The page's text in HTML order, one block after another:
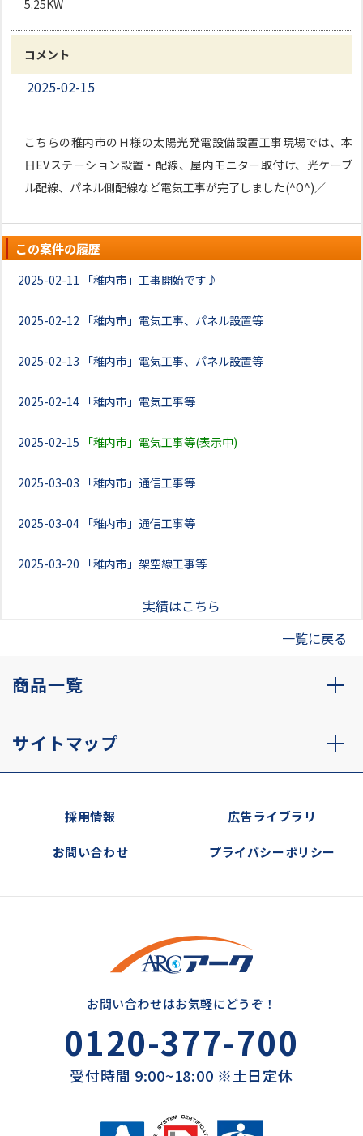
5.25KW
コメント
2025-02-15
こちらの稚内市のＨ様の太陽光発電設備設置工事現場では、本
日EVステーション設置・配線、屋内モニター取付け、光ケーブ
ル配線、パネル側配線など電気工事が完了しました(^O^)／
この案件の履歴
2025-02-11 「稚内市」工事開始です♪
2025-02-12 「稚内市」電気工事、パネル設置等
2025-02-13 「稚内市」電気工事、パネル設置等
2025-02-14 「稚内市」電気工事等
2025-02-15 「稚内市」電気工事等(表示中)
2025-03-03 「稚内市」通信工事等
2025-03-04 「稚内市」通信工事等
2025-03-20 「稚内市」架空線工事等
実績はこちら
一覧に戻る
商品一覧
サイトマップ
採用情報 広告ライブラリ
お問い合わせ プライバシーポリシー
お問い合わせはお気軽にどうぞ！
0120-377-700
受付時間 9:00~18:00 ※土日定休